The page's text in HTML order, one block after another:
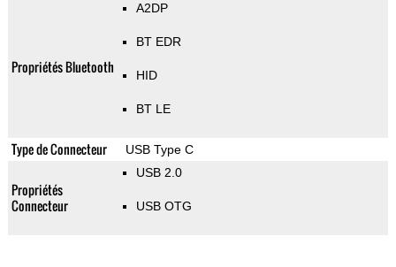
Propriétés Bluetooth
A2DP
BT EDR
HID
BT LE
Type de Connecteur USB Type C
Propriétés
Connecteur
USB 2.0
USB OTG